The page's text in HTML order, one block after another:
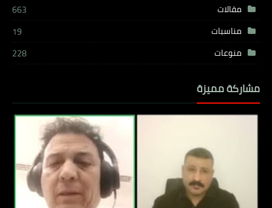
مقالات
663
مناسبات
19
منوعات
228
مشاركة مميزة